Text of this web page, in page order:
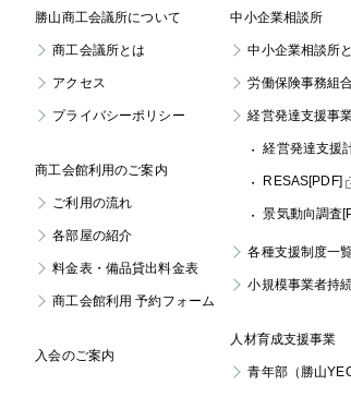
勝山商工会議所について
商工会議所とは
アクセス
プライバシーポリシー
商工会館利用のご案内
ご利用の流れ
各部屋の紹介
料金表・ 備品貸出料金表
商工会館利用予約フォーム
入会のご案内
中小企業相談所
中小企業相談所
労働保険事務組
経営発達支援事
経営発達支援
RESAS[PDF]
景気動向調査
各種支援制度一
小規模事業者持
人材育成支援事業
青年部（勝山YEG